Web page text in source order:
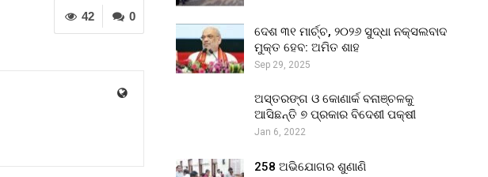
0
42
ଦେଶ ୩୧ ମାର୍ଚ୍ଚ, ୨୦୨୬ ସୁଦ୍ଧା ନକ୍ସଲବାଦ
ମୁକ୍ତ ହେବ: ଅମିତ ଶାହ
Sep 29, 2025
ଅସ୍ତରଙ୍ଗ ଓ କୋଣାର୍କ ବନାଞ୍ଚଳକୁ
ଆସିଛନ୍ତି ୭ ପ୍ରକାର ବିଦେଶୀ ପକ୍ଷୀ
Jan 6, 2022
258 ଅଭିଯୋଗର ଶୁଣାଣି